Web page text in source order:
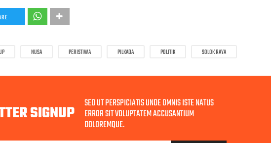
NUSA PERISTIWA PILKADA POLITIK SOLOK RAYA
SIGNUP SED UT PERSPICIATIS UNDE OMNIS ISTE NATUS
ERROR SIT VOLUPTATEM ACCUSANTIUM
DOLOREMQUE.